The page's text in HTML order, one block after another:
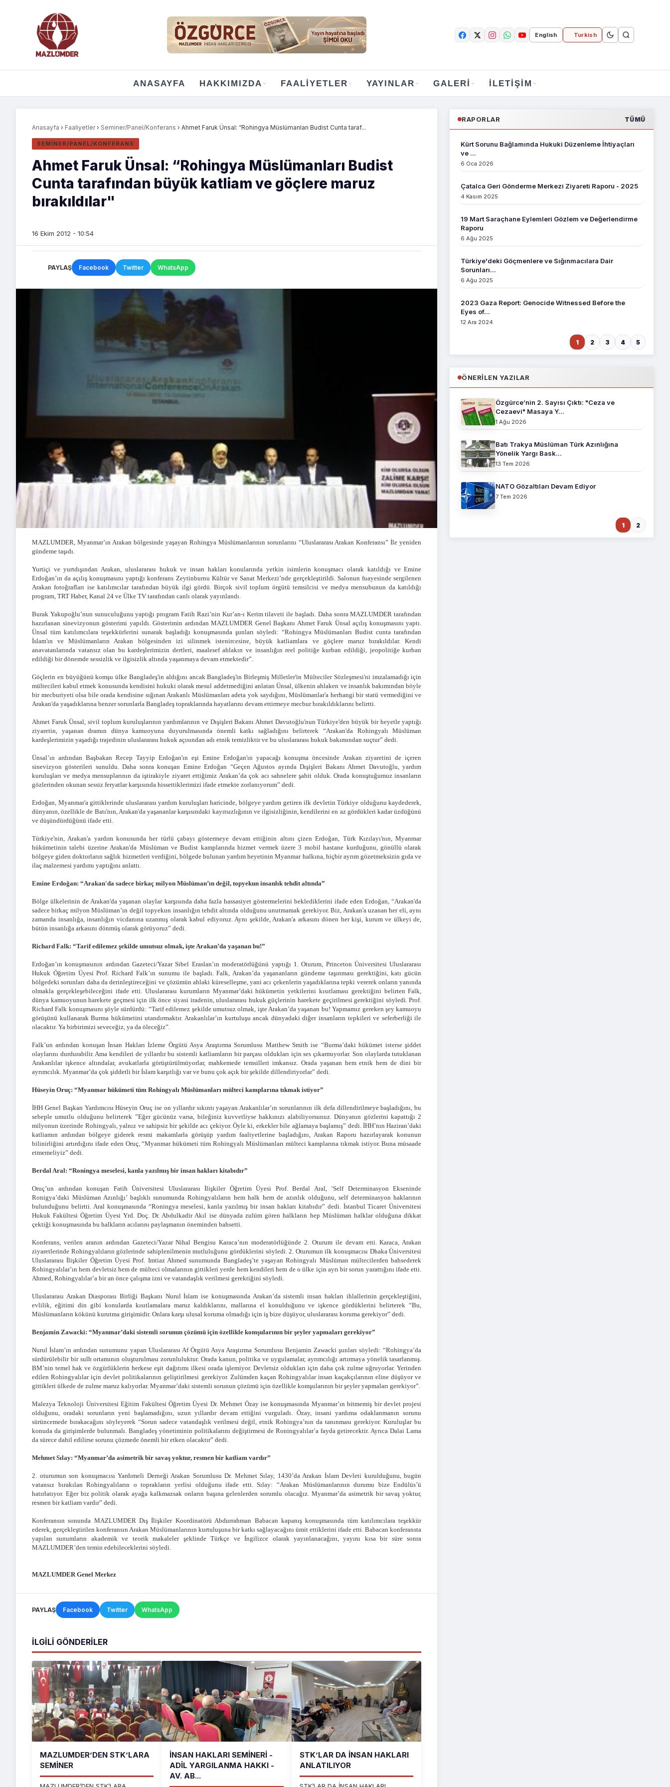
English Turkish
ANASAYFA HAKKIMIZDA FAALIYETLER YAYINLAR GALERI İLETIŞIM
Anasayfa › Faaliyetler › Seminer/Panel/Konferans › Ahmet Faruk Ünsal: “Rohingya Müslümanları Budist Cunta taraf...
SEMINER/PANEL/KONFERANS
Ahmet Faruk Ünsal: “Rohingya Müslümanları Budist
Cunta tarafından büyük katliam ve göçlere maruz
bırakıldılar"
16 Ekim 2012 - 10:54
PAYLAŞ Facebook Twitter WhatsApp
MAZLUMDER, Myanmar’ın Arakan bölgesinde yaşayan Rohingya Müslümanlarının sorunlarını “Uluslararası Arakan Konferansı” İle yeniden
gündeme taşıdı.
Yurtiçi ve yurtdışından Arakan, uluslararası hukuk ve insan hakları konularında yetkin isimlerin konuşmacı olarak katıldığı ve Emine
Erdoğan’ın da açılış konuşmasını yaptığı konferans Zeytinburnu Kültür ve Sanat Merkezi’nde gerçekleştirildi. Salonun fuayesinde sergilenen
Arakan fotoğrafları ise katılımcılar tarafından büyük ilgi gördü. Birçok sivil toplum örgütü temsilcisi ve medya mensubunun da katıldığı
program, TRT Haber, Kanal 24 ve Ülke TV tarafından canlı olarak yayınlandı.
Burak Yakupoğlu’nun sunuculuğunu yaptığı program Fatih Razi’nin Kur’an-ı Kerim tilaveti ile başladı. Daha sonra MAZLUMDER tarafından
hazırlanan sinevizyonun gösterimi yapıldı. Gösterimin ardından MAZLUMDER Genel Başkanı Ahmet Faruk Ünsal açılış konuşmasını yaptı.
Ünsal tüm katılımcılara teşekkürlerini sunarak başladığı konuşmasında şunları söyledi: “Rohingya Müslümanları Budist cunta tarafından
İslam'ın ve Müslümanların Arakan bölgesinden izi silinmek istenircesine, büyük katliamlara ve göçlere maruz bırakıldılar. Kendi
anavatanlarında vatansız olan bu kardeşlerimizin dertleri, maalesef ahlakın ve insanlığın reel politiğe kurban edildiği, jeopolitiğe kurban
edildiği bir dönemde sessizlik ve ilgisizlik altında yaşanmaya devam etmektedir”.
Göçlerin en büyüğünü komşu ülke Bangladeş'in aldığını ancak Bangladeş'in Birleşmiş Milletler'in Mülteciler Sözleşmesi'ni imzalamadığı için
mültecileri kabul etmek konusunda kendisini hukuki olarak mesul addetmediğini anlatan Ünsal, ülkenin ahlaken ve insanlık bakımından böyle
bir mecburiyeti olsa bile orada kendisine sığınan Arakanlı Müslümanları adeta yok saydığını, Müslümanlar'a herhangi bir statü vermediğini ve
Arakan'da yaşadıklarına benzer sorunlarla Bangladeş topraklarında hayatlarını devam ettirmeye mecbur bırakıldıklarını belirtti.
Ahmet Faruk Ünsal, sivil toplum kuruluşlarının yardımlarının ve Dışişleri Bakanı Ahmet Davutoğlu'nun Türkiye'den büyük bir heyetle yaptığı
ziyaretin, yaşanan dramın dünya kamuoyuna duyurulmasında önemli katkı sağladığını belirterek “Arakan'da Rohingyalı Müslüman
kardeşlerimizin yaşadığı trajedinin uluslararası hukuk açısından adı etnik temizliktir ve bu uluslararası hukuk bakımından suçtur” dedi.
Ünsal’ın ardından Başbakan Recep Tayyip Erdoğan'ın eşi Emine Erdoğan'ın yapacağı konuşma öncesinde Arakan ziyaretini de içeren
sinevizyon gösterileri sunuldu. Daha sonra konuşan Emine Erdoğan “Geçen Ağustos ayında Dışişleri Bakanı Ahmet Davutoğlu, yardım
kuruluşları ve medya mensuplarının da iştirakiyle ziyaret ettiğimiz Arakan’da çok acı sahnelere şahit olduk. Orada konuştuğumuz insanların
gözlerinden okunan sessiz feryatlar karşısında hissettiklerimizi ifade etmekte zorlanıyorum” dedi.
Erdoğan, Myanmar'a gittiklerinde uluslararası yardım kuruluşları haricinde, bölgeye yardım getiren ilk devletin Türkiye olduğunu kaydederek,
dünyanın, özellikle de Batı'nın, Arakan'da yaşananlar karşısındaki kayıtsızlığının ve ilgisizliğinin, kendilerini en az gördükleri kadar üzdüğünü
ve düşündürdüğünü ifade etti.
Türkiye'nin, Arakan'a yardım konusunda her türlü çabayı göstermeye devam ettiğinin altını çizen Erdoğan, Türk Kızılayı'nın, Myanmar
hükümetinin talebi üzerine Arakan'da Müslüman ve Budist kamplarında hizmet vermek üzere 3 mobil hastane kurduğunu, gönüllü olarak
bölgeye giden doktorların sağlık hizmetleri verdiğini, bölgede bulunan yardım heyetinin Myanmar halkına, hiçbir ayrım gözetmeksizin gıda ve
ilaç malzemesi yardımı yaptığını anlattı.
Emine Erdoğan: “Arakan'da sadece birkaç milyon Müslüman’ın değil, topyekun insanlık tehdit altında”
Bölge ülkelerinin de Arakan'da yaşanan olaylar karşısında daha fazla hassasiyet göstermelerini beklediklerini ifade eden Erdoğan, “Arakan'da
sadece birkaç milyon Müslüman’ın değil topyekun insanlığın tehdit altında olduğunu unutmamak gerekiyor. Biz, Arakan'a uzanan her eli, aynı
zamanda insanlığa, insanlığın vicdanına uzanmış olarak kabul ediyoruz. Aynı şekilde, Arakan'a arkasını dönen her kişi, kurum ve ülkeyi de,
bütün insanlığa arkasını dönmüş olarak görüyoruz” dedi.
Richard Falk: “Tarif edilemez şekilde umutsuz olmak, işte Arakan’da yaşanan bu!”
Erdoğan’ın konuşmasının ardından Gazeteci/Yazar Sibel Eraslan’ın moderatörlüğünü yaptığı 1. Oturum, Princeton Üniversitesi Uluslararası
Hukuk Öğretim Üyesi Prof. Richard Falk’ın sunumu ile başladı. Falk, Arakan’da yaşananların gündeme taşınması gerektiğini, katı gücün
bölgedeki sorunları daha da derinleştireceğini ve çözümün ahlaki küreselleşme, yani acı çekenlerin yaşadıklarına tepki vererek onların yanında
olmakla gerçekleşebileceğini ifade etti. Uluslararası kurumların Myanmar’daki hükümetin yetkilerini kısıtlaması gerektiğini belirten Falk,
dünya kamuoyunun harekete geçmesi için ilk önce siyasi iradenin, uluslararası hukuk güçlerinin harekete geçirilmesi gerektiğini söyledi. Prof.
Richard Falk konuşmasını şöyle sürdürdü: “Tarif edilemez şekilde umutsuz olmak, işte Arakan’da yaşanan bu! Yapmamız gereken şey kamuoyu
görüşünü kullanarak Burma hükümetini utandırmaktır. Arakanlılar’ın kurtuluşu ancak dünyadaki diğer insanların tepkileri ve seferberliği ile
olacaktır. Ya birbirimizi seveceğiz, ya da öleceğiz”.
Falk’un ardından konuşan İnsan Hakları İzleme Örgütü Asya Araştırma Sorumlusu Matthew Smith ise “Burma’daki hükümet isterse şiddet
olaylarını durdurabilir. Ama kendileri de yıllardır bu sistemli katliamların bir parçası oldukları için ses çıkarmıyorlar. Son olaylarda tutuklanan
Arakanlılar işkence altındalar, avukatlarla görüştürülmüyorlar, mahkemede temsilleri imkansız. Orada yaşanan hem etnik hem de dini bir
ayrımcılık. Myanmar’da çok şiddetli bir İslam karşıtlığı var ve bunu çok açık bir şekilde dillendiriyorlar” dedi.
Hüseyin Oruç: “Myanmar hükümeti tüm Rohingyalı Müslümanları mülteci kamplarına tıkmak istiyor”
İHH Genel Başkan Yardımcısı Hüseyin Oruç ise on yıllardır sıkıntı yaşayan Arakanlılar’ın sorunlarının ilk defa dillendirilmeye başladığını, bu
sebeple umutlu olduğunu belirterek ”Eğer gücünüz varsa, bileğiniz kuvvetliyse hakkınızı alabiliyorsunuz. Dünyanın gözlerini kapattığı 2
milyonun üzerinde Rohingyalı, yalnız ve sahipsiz bir şekilde acı çekiyor. Öyle ki, erkekler bile ağlamaya başlamış” dedi. İHH’nın Haziran’daki
katliamın ardından bölgeye giderek resmi makamlarla görüşüp yardım faaliyetlerine başladığını, Arakan Raporu hazırlayarak konunun
bilinirliğini artırdığını ifade eden Oruç, “Myanmar hükümeti tüm Rohingyalı Müslümanları mülteci kamplarına tıkmak istiyor. Buna müsaade
etmemeliyiz” dedi.
Berdal Aral: “Roningya meselesi, kanla yazılmış bir insan hakları kitabıdır”
Oruç’un ardından konuşan Fatih Üniversitesi Uluslararası İlişkiler Öğretim Üyesi Prof. Berdal Aral, ‘Self Determinasyon Ekseninde
Ronigya’daki Müslüman Azınlığı’ başlıklı sunumunda Rohingyalıların hem halk hem de azınlık olduğunu, self determinasyon haklarının
bulunduğunu belirtti. Aral konuşmasında “Roningya meselesi, kanla yazılmış bir insan hakları kitabıdır” dedi. İstanbul Ticaret Üniversitesi
Hukuk Fakültesi Öğretim Üyesi Yrd. Doç. Dr. Abdulkadir Akıl ise dünyada zulüm gören halkların hep Müslüman halklar olduğuna dikkat
çektiği konuşmasında bu halkların acılarını paylaşmanın öneminden bahsetti.
Konferans, verilen aranın ardından Gazeteci/Yazar Nihal Bengisu Karaca’nın moderatörlüğünde 2. Oturum ile devam etti. Karaca, Arakan
ziyaretlerinde Rohingyalıların gözlerinde sahiplenilmenin mutluluğunu gördüklerini söyledi. 2. Oturumun ilk konuşmacısı Dhaka Üniversitesi
Uluslararası İlişkiler Öğretim Üyesi Prof. Imtiaz Ahmed sunumunda Bangladeş’te yaşayan Rohingyalı Müslüman mültecilerden bahsederek
Rohingyalılar’ın hem devletsiz hem de mülteci olmalarının gittikleri yerde hem kendileri hem de o ülke için ayrı bir sorun yarattığını ifade etti.
Ahmed, Rohingyalılar’a bir an önce çalışma izni ve vatandaşlık verilmesi gerektiğini söyledi.
Uluslararası Arakan Diasporası Birliği Başkanı Nurul İslam ise konuşmasında Arakan’da sistemli insan hakları ihlallerinin gerçekleştiğini,
evlilik, eğitimi din gibi konularda kısıtlamalara maruz kaldıklarını, mallarına el konulduğunu ve işkence gördüklerini belirterek “Bu,
Müslümanların kökünü kurutma girişimidir. Onlara karşı ulusal koruma olmadığı için iş bize düşüyor, uluslararası koruma gerekiyor” dedi.
Benjamin Zawacki: “Myanmar’daki sistemli sorunun çözümü için özellikle komşularının bir şeyler yapmaları gerekiyor”
Nurul İslam’ın ardından sunumunu yapan Uluslararası Af Örgütü Asya Araştırma Sorumlusu Benjamin Zawacki şunları söyledi: “Rohingya’da
sürdürülebilir bir sulh ortamının oluşturulması zorunluluktur. Orada kanun, politika ve uygulamalar, ayrımcılığı artırmaya yönelik tasarlanmış.
BM’nin temel hak ve özgürlüklerin herkese eşit dağıtımı ilkesi orada işlemiyor. Devletsiz oldukları için daha çok zulme uğruyorlar. Yerinden
edilen Rohingyalılar için devlet politikalarının geliştirilmesi gerekiyor. Zulümden kaçan Rohingyalılar insan kaçakçılarının eline düşüyor ve
gittikleri ülkede de zulme maruz kalıyorlar. Myanmar’daki sistemli sorunun çözümü için özellikle komşularının bir şeyler yapmaları gerekiyor”.
Malezya Teknoloji Üniversitesi Eğitim Fakültesi Öğretim Üyesi Dr. Mehmet Özay ise konuşmasında Myanmar’ın bitmemiş bir devlet projesi
olduğunu, oradaki sorunların yeni başlamadığını, uzun yıllardır devam ettiğini vurguladı. Özay, insani yardıma odaklanmanın sorunu
sürüncemede bırakacağını söyleyerek “Sorun sadece vatandaşlık verilmesi değil, etnik Rohingya’nın da tanınması gerekiyor. Kuruluşlar bu
konuda da girişimlerde bulunmalı. Bangladeş yönetiminin politikalarını değiştirmesi de Roningyalılar’a fayda getirecektir. Ayrıca Dalai Lama
da sürece dahil edilirse sorunu çözmede önemli bir etken olacaktır” dedi.
Mehmet Sılay: “Myanmar’da asimetrik bir savaş yoktur, resmen bir katliam vardır”
2. oturumun son konuşmacısı Yardımeli Derneği Arakan Sorumlusu Dr. Mehmet Sılay, 1430’da Arakan İslam Devleti kurulduğunu, bugün
vatansız bırakılan Rohingyalıların o toprakların yerlisi olduğunu ifade etti. Sılay: “Arakan Müslümanlarının durumu bize Endülüs’ü
hatırlatıyor. Eğer biz politik olarak ayağa kalkmazsak onların başına gelenlerden sorumlu olacağız. Myanmar’da asimetrik bir savaş yoktur,
resmen bir katliam vardır” dedi.
Konferansın sonunda MAZLUMDER Dış İlişkiler Koordinatörü Abdurrahman Babacan kapanış konuşmasında tüm katılımcılara teşekkür
ederek, gerçekleştirilen konferansın Arakan Müslümanlarının kurtuluşuna bir katkı sağlayacağını ümit ettiklerini ifade etti. Babacan konferansta
yapılan sunumların akademik ve teorik makaleler şeklinde Türkçe ve İngilizce olarak yayınlanacağını, yayını kısa bir süre sonra
MAZLUMDER’den temin edebileceklerini söyledi.
MAZLUMDER Genel Merkez
PAYLAŞ Facebook Twitter WhatsApp
İLGILI GÖNDERILER
MAZLUMDER’DEN STK’LARA
SEMİNER
İNSAN HAKLARI SEMINERI -
ADIL YARGILANMA HAKKI -
AV. AB...
STK’LAR DA İNSAN HAKLARI
ANLATILIYOR
RAPORLAR TÜMÜ
Kürt Sorunu Bağlamında Hukuki Düzenleme İhtiyaçları
ve ...
6 Oca 2026
Çatalca Geri Gönderme Merkezi Ziyareti Raporu - 2025
4 Kasım 2025
19 Mart Saraçhane Eylemleri Gözlem ve Değerlendirme
Raporu
6 Ağu 2025
Türkiye'deki Göçmenlere ve Sığınmacılara Dair
Sorunları...
6 Ağu 2025
2023 Gaza Report: Genocide Witnessed Before the
Eyes of...
12 Ara 2024
1 2 3 4 5
ÖNERILEN YAZILAR
Özgürce’nin 2. Sayısı Çıktı: "Ceza ve
Cezaevi" Masaya Y...
1 Ağu 2026
Batı Trakya Müslüman Türk Azınlığına
Yönelik Yargı Bask...
13 Tem 2026
NATO Gözaltıları Devam Ediyor
7 Tem 2026
1 2